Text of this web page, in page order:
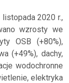
2020 r.,
wzrosty we
OSB (+80%),
(+49%), dachy,
wodochronne
elektryka